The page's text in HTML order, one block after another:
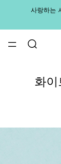
사랑하는
화